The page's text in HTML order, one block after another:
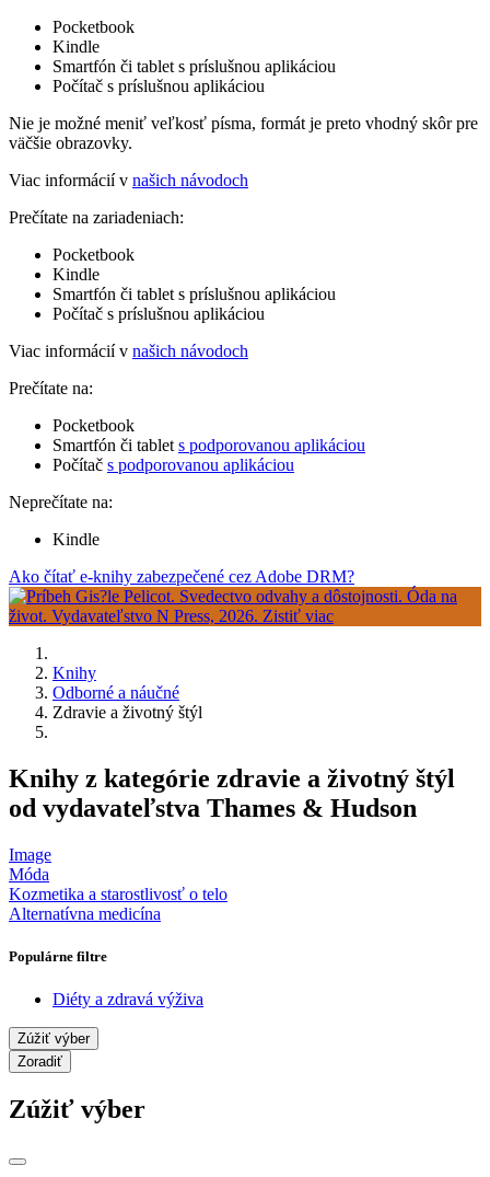
Pocketbook
Kindle
Smartfón či tablet s príslušnou aplikáciou
Počítač s príslušnou aplikáciou
Nie je možné meniť veľkosť písma, formát je preto vhodný skôr pre
väčšie obrazovky.
Viac informácií v našich návodoch
Prečítate na zariadeniach:
Pocketbook
Kindle
Smartfón či tablet s príslušnou aplikáciou
Počítač s príslušnou aplikáciou
Viac informácií v našich návodoch
Prečítate na:
Pocketbook
Smartfón či tablet s podporovanou aplikáciou
Počítač s podporovanou aplikáciou
Neprečítate na:
Kindle
Ako čítať e-knihy zabezpečené cez Adobe DRM?
Knihy
Odborné a náučné
Zdravie a životný štýl
Knihy z kategórie zdravie a životný štýl
od vydavateľstva Thames & Hudson
Image
Móda
Kozmetika a starostlivosť o telo
Alternatívna medicína
Populárne filtre
Diéty a zdravá výživa
Zúžiť výber
Zoradiť
Zúžiť výber